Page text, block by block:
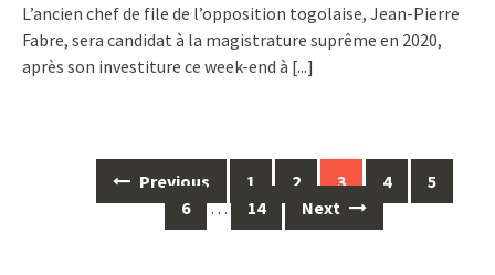
L’ancien chef de file de l’opposition togolaise, Jean-Pierre
Fabre, sera candidat à la magistrature suprême en 2020,
après son investiture ce week-end à [...]
navigation
Previous 1 2 3 4
5
6
… 14 Next